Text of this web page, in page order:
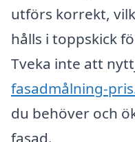
utförs korrekt,
hålls i toppskick
Tveka inte att
fasadmålning-
du behöver och
fasad.